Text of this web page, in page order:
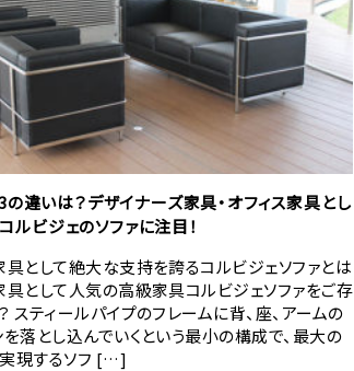
の違いは？デザイナーズ家具・オフィス家具とし
ルビジェのソファに注目！
具として絶大な支持を誇るコルビジェソファとは
具として人気の高級家具コルビジェソファをご存
スティールパイプのフレームに背、座、アームの
を落とし込んでいくという最小の構成で、最大の
現するソフ […]